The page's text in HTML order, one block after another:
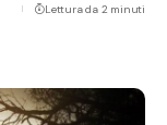
Lettura da 2 minuti